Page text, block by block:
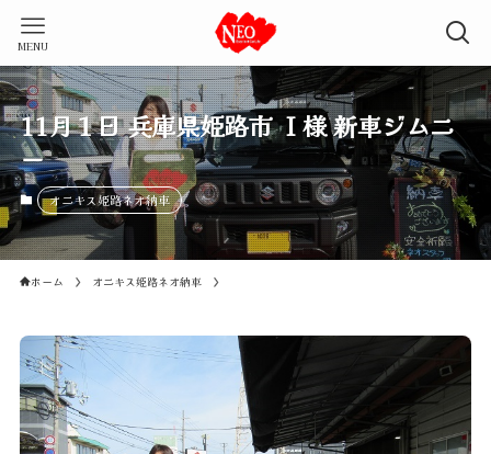
MENU
11月１日 兵庫県姫路市 Ｉ様 新車ジムニ
ー
オニキス姫路ネオ納車
ホーム オニキス姫路ネオ納車